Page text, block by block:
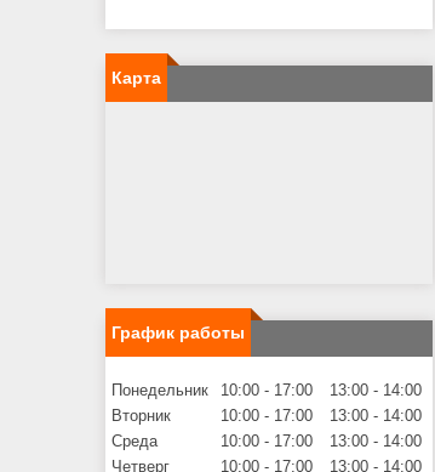
Карта
График работы
Понедельник 10:00 17:00 13:00
14:00
Вторник
10:00 17:00 13:00
14:00
Среда
10:00 17:00 13:00
14:00
Четверг
10:00 17:00 13:00 14:00